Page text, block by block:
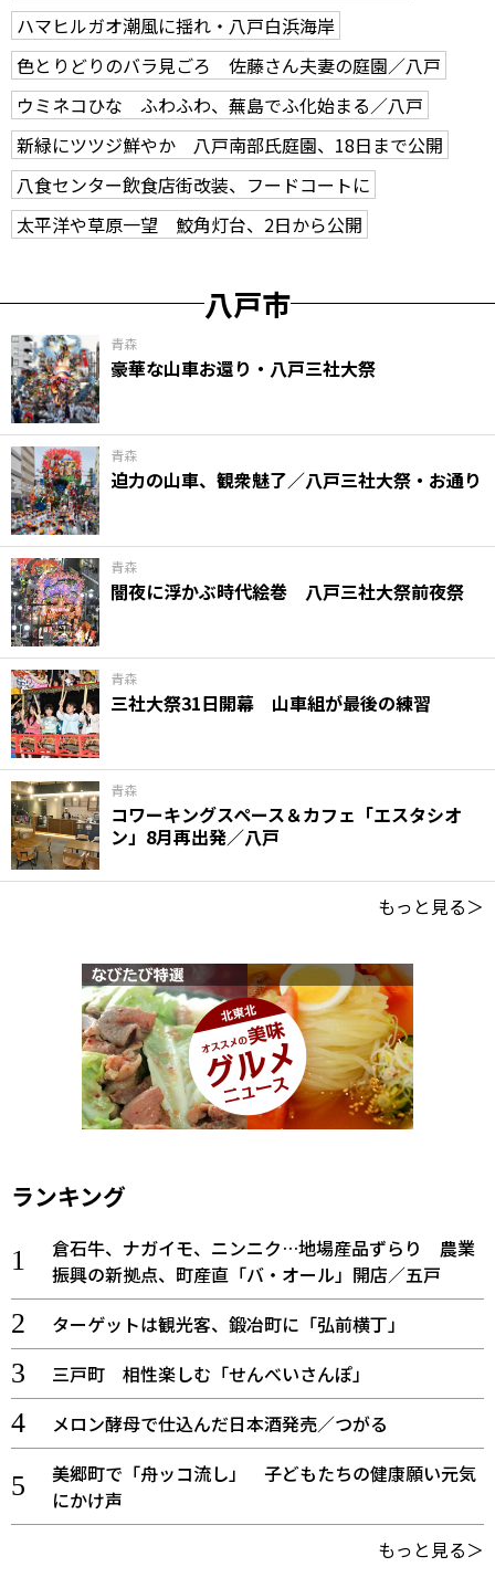
ハマヒルガオ潮風に揺れ・八戸白浜海岸
色とりどりのバラ見ごろ 佐藤さん夫妻の庭園／八戸
ウミネコひな ふわふわ、蕪島でふ化始まる／八戸
新緑にツツジ鮮やか 八戸南部氏庭園、18日まで公開
八食センター飲食店街改装、フードコートに
太平洋や草原一望 鮫角灯台、2日から公開
八戸市
青森
豪華な山車お還り・八戸三社大祭
青森
迫力の山車、観衆魅了／八戸三社大祭・お通り
青森
闇夜に浮かぶ時代絵巻 八戸三社大祭前夜祭
青森
三社大祭31日開幕 山車組が最後の練習
青森
コワーキングスペース＆カフェ「エスタシオ
ン」8月再出発／八戸
もっと見る＞
ランキング
倉石牛、ナガイモ、ニンニク…地場産品ずらり 農業
振興の新拠点、町産直「バ・オール」開店／五戸
ターゲットは観光客、鍛冶町に「弘前横丁」
三戸町 相性楽しむ「せんべいさんぽ」
メロン酵母で仕込んだ日本酒発売／つがる
美郷町で「舟ッコ流し」 子どもたちの健康願い元気
にかけ声
もっと見る＞